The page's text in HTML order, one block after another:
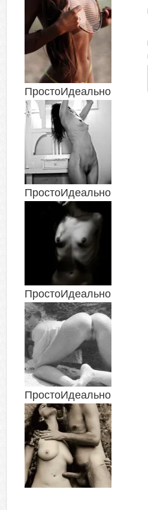
ПростоИдеально
ПростоИдеально
ПростоИдеально
ПростоИдеально